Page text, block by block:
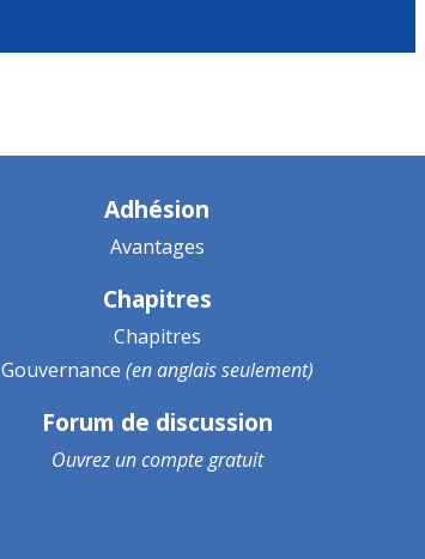
Adhésion
Avantages
Chapitres
Chapitres
Gouvernance (en anglais seulement)
Forum de discussion
Ouvrez uncompte gratuit